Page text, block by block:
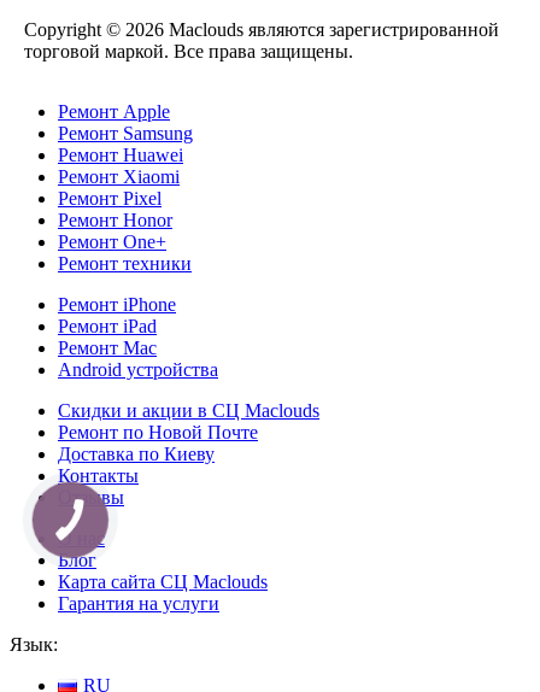
Copyright © 2026 Maclouds являются зарегистрированной
торговой маркой. Все права защищены.
Ремонт Apple
Ремонт Samsung
Ремонт Huawei
Ремонт Xiaomi
Ремонт Pixel
Ремонт Honor
Ремонт One+
Ремонт техники
Ремонт iPhone
Ремонт iPad
Ремонт Mac
Android устройства
Скидки и акции в СЦ Maclouds
Ремонт по Новой Почте
Доставка по Киеву
Контакты
Отзывы
О нас
Блог
Карта сайта СЦ Maclouds
Гарантия на услуги
Язык:
RU